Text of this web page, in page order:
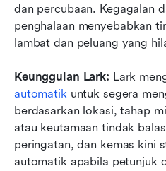
dan percubaan. Kegagalan
penghalaan menyebabkan
lambat dan peluang yang
Keunggulan Lark: Lark
automatik untuk segera
berdasarkan lokasi, tahap
atau keutamaan tindak
peringatan, dan kemas kini
automatik apabila petunjuk